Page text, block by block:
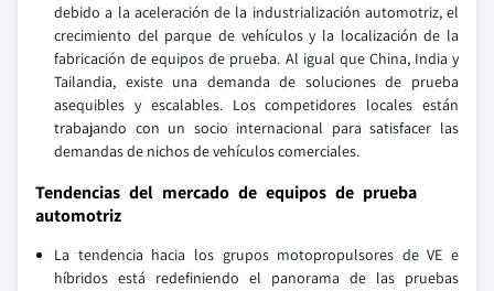
debido a la aceleración de la industrialización automotriz, el
crecimiento del parque de vehículos y la localización de la
fabricación de equipos de prueba. Al igual que China, India y
Tailandia, existe una demanda de soluciones de prueba
asequibles y escalables. Los competidores locales están
trabajando con un socio internacional para satisfacer las
demandas de nichos de vehículos comerciales.
Tendencias del mercado de equipos de prueba
automotriz
La tendencia hacia los grupos motopropulsores de VE e
híbridos está redefiniendo el panorama de las pruebas